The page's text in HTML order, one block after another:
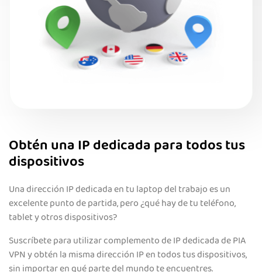
Obtén una IP dedicada para todos tus
dispositivos
Una dirección IP dedicada en tu laptop del trabajo es un
excelente punto de partida, pero ¿qué hay de tu teléfono,
tablet y otros dispositivos?
Suscríbete para utilizar complemento de IP dedicada de PIA
VPN y obtén la misma dirección IP en todos tus dispositivos,